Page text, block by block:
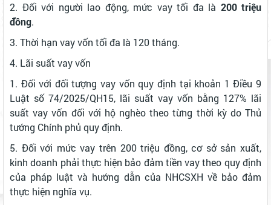
2. Đối với người lao động, mức vay tối đa là 200 triệu
đồng.
3. Thời hạn vay vốn tối đa là 120 tháng.
4. Lãi suất vay vốn
1. Đối với đối tượng vay vốn quy định tại khoản 1 Điều 9
Luật số 74/2025/QH15, lãi suất vay vốn bằng 127% lãi
suất vay vốn đối với hộ nghèo theo từng thời kỳ do Thủ
tướng Chính phủ quy định.
5. Đối với mức vay trên 200 triệu đồng, cơ sở sản xuất,
kinh doanh phải thực hiện bảo đảm tiền vay theo quy định
của pháp luật và hướng dẫn của NHCSXH về bảo đảm
thực hiện nghĩa vụ.